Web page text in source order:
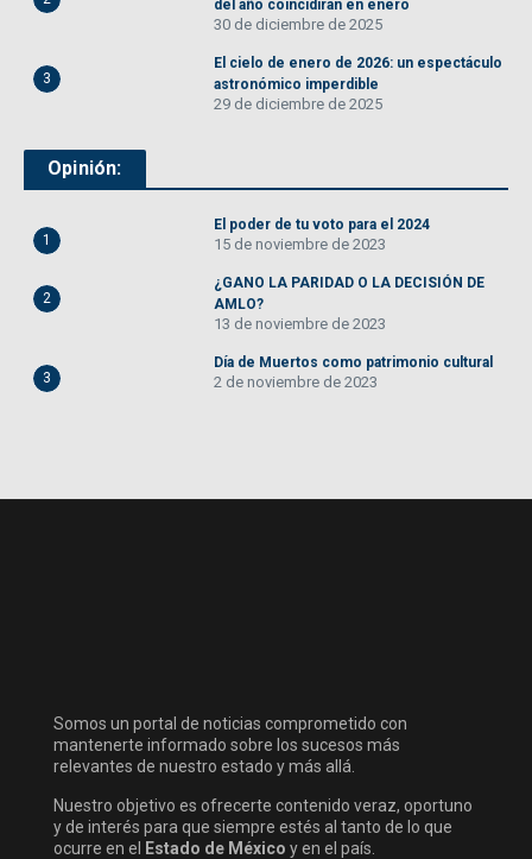
del año coincidirán en enero
30 de diciembre de 2025
3
El cielo de enero de 2026: un espectáculo
astronómico imperdible
29 de diciembre de 2025
Opinión:
1
El poder de tu voto para el 2024
15 de noviembre de 2023
2
¿GANO LA PARIDAD O LA DECISIÓN DE
AMLO?
13 de noviembre de 2023
3
Día de Muertos como patrimonio cultural
2 de noviembre de 2023
Somos un portal de noticias comprometido con
mantenerte informado sobre los sucesos más
relevantes de nuestro estado y más allá.
Nuestro objetivo es ofrecerte contenido veraz, oportuno
y de interés para que siempre estés al tanto de lo que
ocurre en el
Estado de México y en el país.